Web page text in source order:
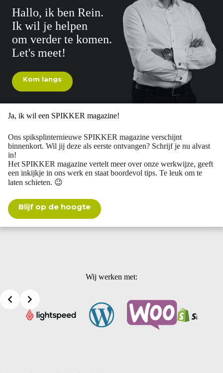
Hallo, ik ben Rein.
Ik wil je helpen
om verder te komen.
Let's meet!
Kom langs
Ja, ik wil een SPIKKER magazine!
Ons spiksplinternieuwe SPIKKER magazine verschijnt
binnenkort. Wil jij deze als eerste ontvangen? Schrijf je nu alvast
in!
Het SPIKKER magazine vertelt meer over onze werkwijze, geeft
een inkijkje in ons werk en staat boordevol tips. Te leuk om te
laten schieten. 😉
Blijf op de hoogte
Wij werken met: